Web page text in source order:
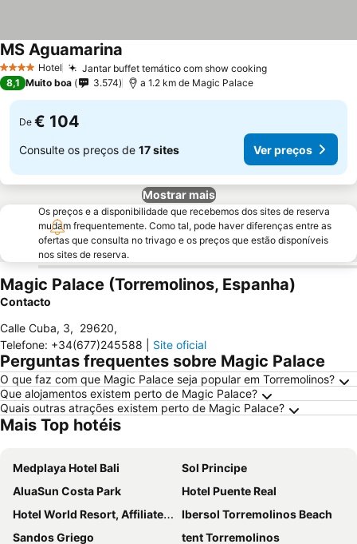
4 EstrelasHotel Jantar buffet temático com show cookingVer preços
MS Aguamarina
8,1 Muito boa 3.574 a 1.2 km de Magic Palace
De € 104
Consulte os preços de 17 sites Ver preços
Mostrar mais
Os preços e a disponibilidade que recebemos dos sites de reserva
mudam frequentemente. Como tal, pode haver diferenças entre as
ofertas que consulta no trivago e os preços que estão disponíveis
nos sites de reserva.
Magic Palace (Torremolinos, Espanha)
Contacto
Calle Cuba, 3, 29620,
Telefone: +34(677)245588 Site oficial
Perguntas frequentes sobre Magic Palace
O que faz com que Magic Palace seja popular em Torremolinos?
Que alojamentos existem perto de Magic Palace?
Quais outras atrações existem perto de Magic Palace?
Mais Top hotéis
Medplaya Hotel Bali
Sol Principe
AluaSun Costa Park
Hotel Puente Real
Hotel World Resort, Affiliated by Meliá
Ibersol Torremolinos Beach
Sandos Griego
tent Torremolinos